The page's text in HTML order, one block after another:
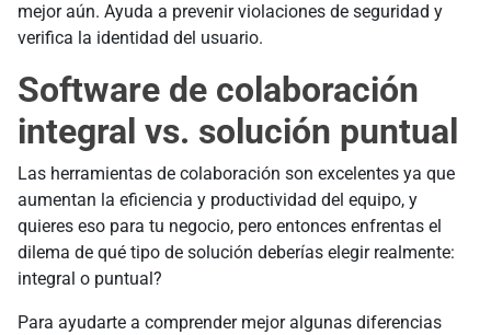
mejor aún. Ayuda a prevenir violaciones de seguridad y
verifica la identidad del usuario.
Software de colaboración
integral vs. solución puntual
Las herramientas de colaboración son excelentes ya que
aumentan la eficiencia y productividad del equipo, y
quieres eso para tu negocio, pero entonces enfrentas el
dilema de qué tipo de solución deberías elegir realmente:
integral o puntual?
Para ayudarte a comprender mejor algunas diferencias